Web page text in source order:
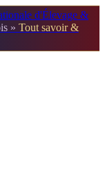
d'Élevage &
» Tout savoir &